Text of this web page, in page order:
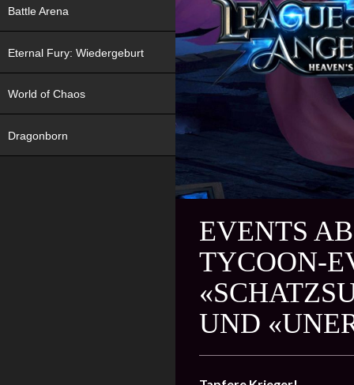
EVENTS
TYCOON-
UND
Battle Arena
Eternal Fury: Wiedergeburt
NEW
World of Chaos
Dragonborn